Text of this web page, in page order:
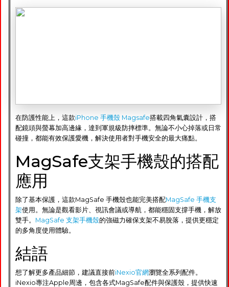
在防護性能上，這款iPhone 手機殼 Magsafe搭載四角氣囊設計，搭
配鏡頭與螢幕加高邊緣，達到軍規級防摔標準。無論不小心掉落或日常
碰撞，都能有效保護愛機，解決使用者對手機安全的最大痛點。
MagSafe支架手機殼的搭配
應用
除了基本保護，這款MagSafe 手機殼也能完美搭配MagSafe 手機支
架使用。無論是觀看影片、視訊會議或導航，都能穩固支撐手機，解放
雙手。 MagSafe 支架手機殼的強磁力確保支架不易脫落，提供更穩定
的多角度使用體驗。
結語
想了解更多產品細節，建議直接前iNexio官網瀏覽全系列配件。
iNexio專注Apple周邊，包含各式MagSafe配件與保護殼，提供快速